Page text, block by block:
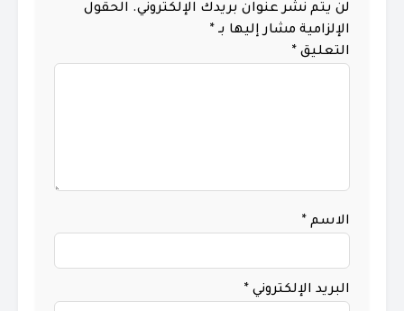
لن يتم نشر عنوان بريدك الإلكتروني. الحقول
الإلزامية مشار إليها بـ *
التعليق *
الاسم *
البريد الإلكتروني *